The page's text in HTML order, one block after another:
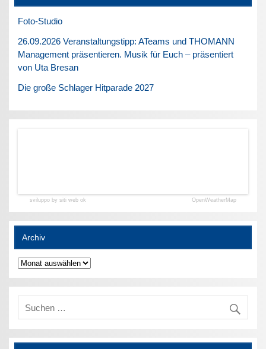
Foto-Studio
26.09.2026 Veranstaltungstipp: ATeams und THOMANN
Management präsentieren. Musik für Euch – präsentiert
von Uta Bresan
Die große Schlager Hitparade 2027
sviluppo by siti web ok OpenWeatherMap
Archiv
Archiv